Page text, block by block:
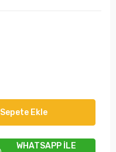
Sepete Ekle
WHATSAPP İLE